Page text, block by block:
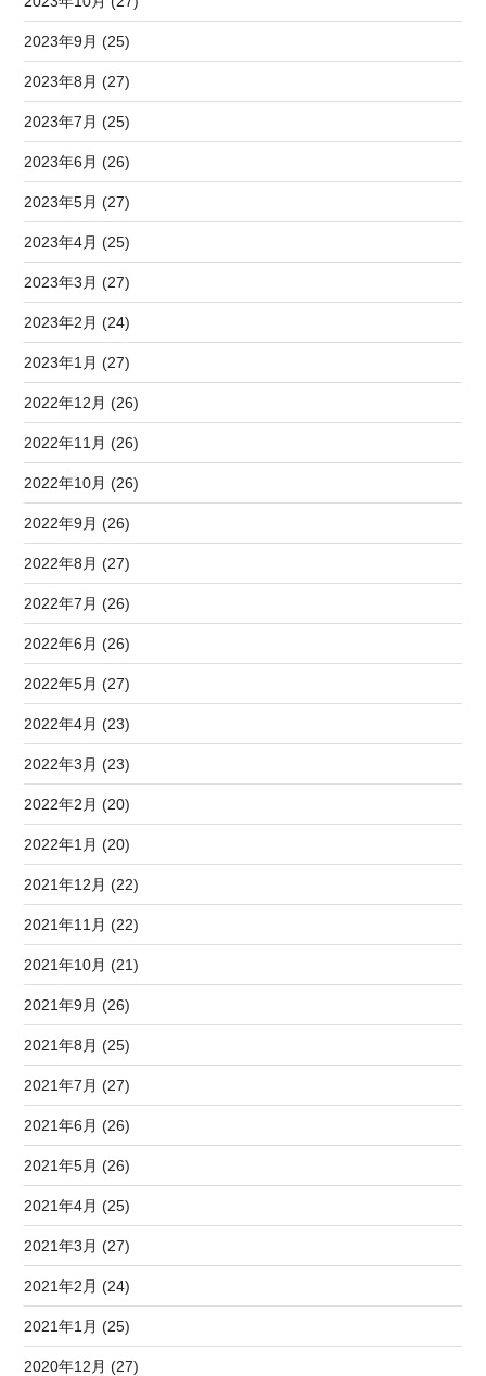
2023年9月 (25)
2023年8月 (27)
2023年7月 (25)
2023年6月 (26)
2023年5月 (27)
2023年4月 (25)
2023年3月 (27)
2023年2月 (24)
2023年1月 (27)
2022年12月 (26)
2022年11月 (26)
2022年10月 (26)
2022年9月 (26)
2022年8月 (27)
2022年7月 (26)
2022年6月 (26)
2022年5月 (27)
2022年4月 (23)
2022年3月 (23)
2022年2月 (20)
2022年1月 (20)
2021年12月 (22)
2021年11月 (22)
2021年10月 (21)
2021年9月 (26)
2021年8月 (25)
2021年7月 (27)
2021年6月 (26)
2021年5月 (26)
2021年4月 (25)
2021年3月 (27)
2021年2月 (24)
2021年1月 (25)
2020年12月 (27)